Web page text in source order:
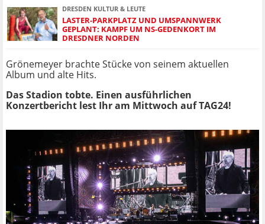
DRESDEN KULTUR & LEUTE
LASTER-PARKPLATZ UND UMSPANNWERK
GEPLANT: KAMPF UM NS-GEDENKORT IM
DRESDNER NORDEN
Grönemeyer brachte Stücke von seinem aktuellen
Album und alte Hits.
Das Stadion tobte. Einen ausführlichen
Konzertbericht lest Ihr am Mittwoch auf TAG24!